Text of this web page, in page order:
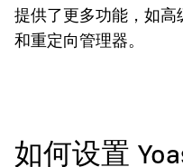
提供了更多功能，如高
和重定向管理器。
如何设置